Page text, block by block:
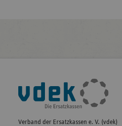
Fußleisten-
Navigation
Verband der Ersatzkassen e. V. (vdek)